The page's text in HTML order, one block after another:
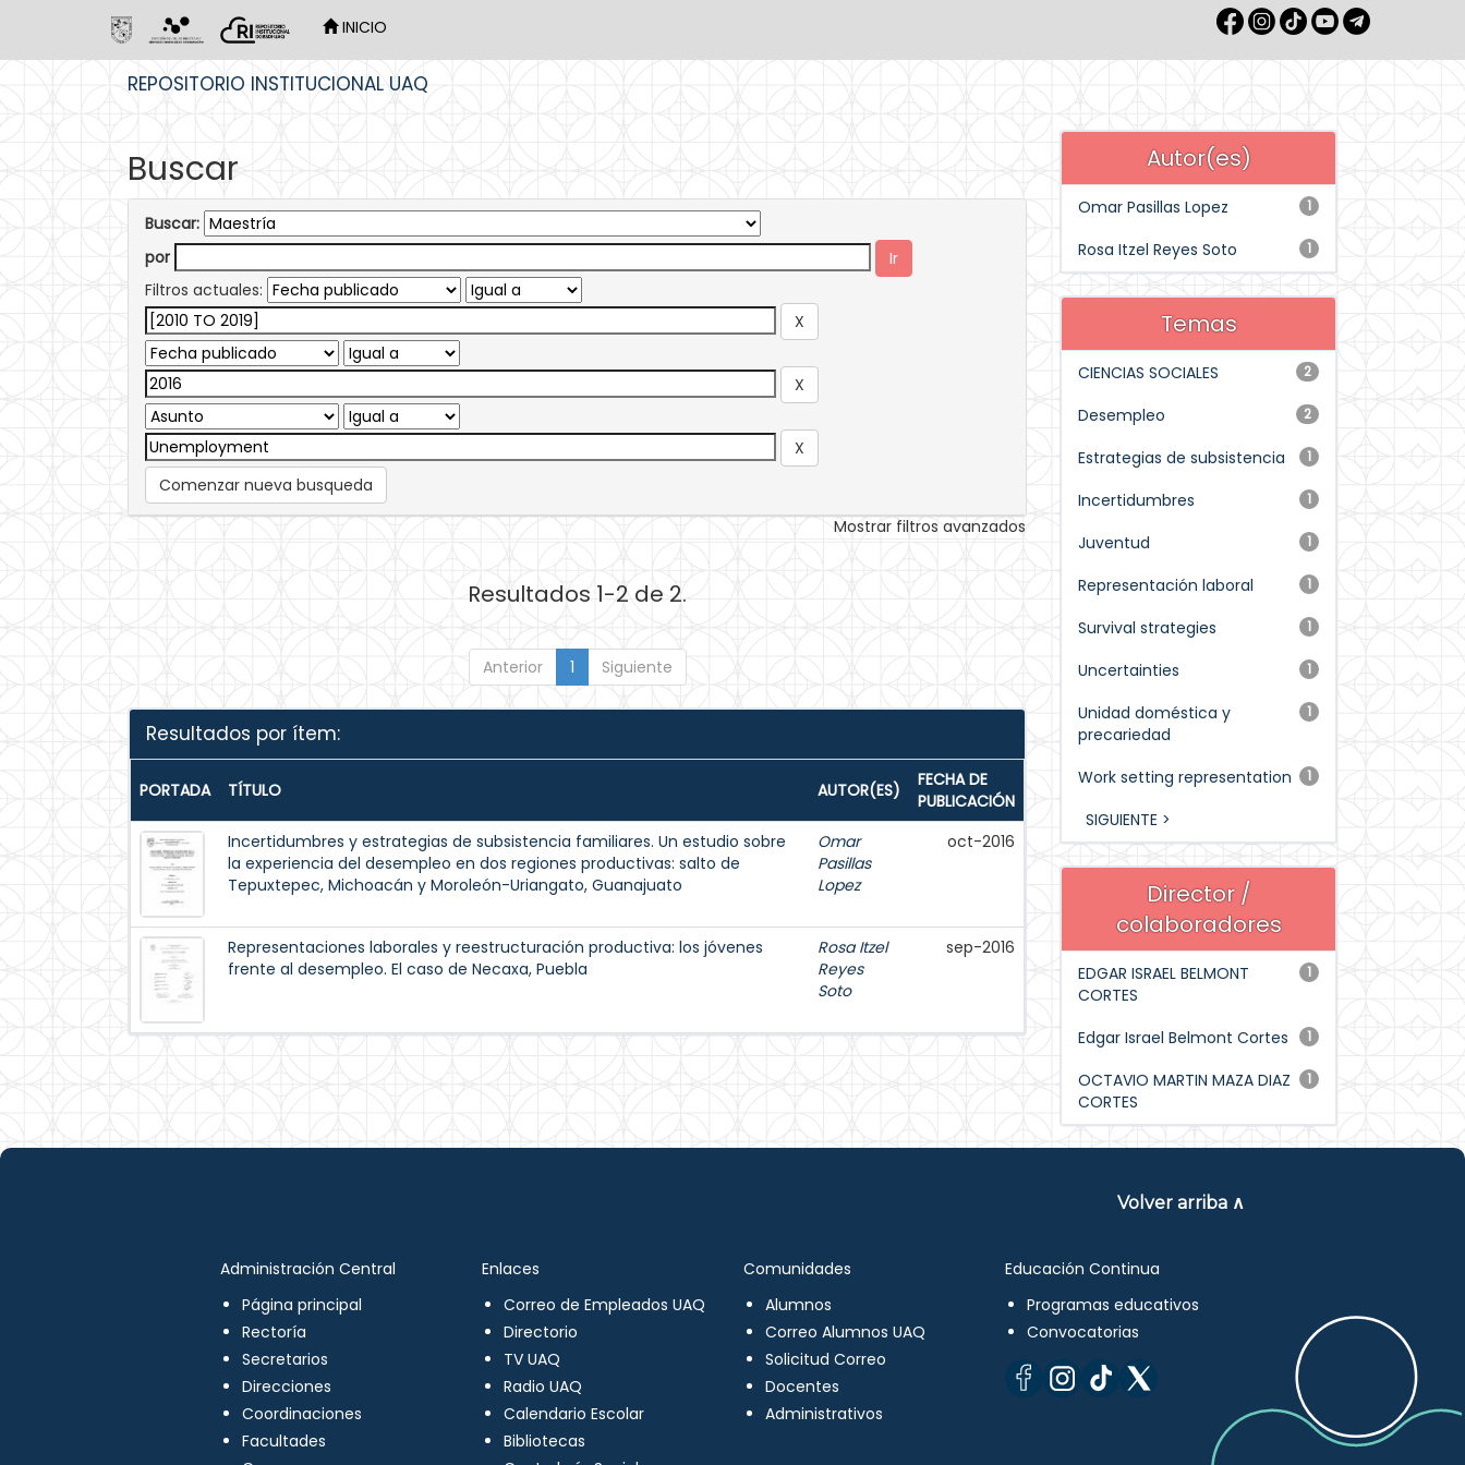
INICIO
REPOSITORIO INSTITUCIONAL UAQ
Buscar
Buscar:
por
Filtros actuales:
Comenzar nueva busqueda
Mostrar filtros avanzados
Resultados 1-2 de 2.
Anterior 1 Siguiente
Resultados por ítem:
PORTADA TÍTULO AUTOR(ES)
FECHA DE
PUBLICACIÓN
Incertidumbres y estrategias de subsistencia familiares. Un estudio sobre
la experiencia del desempleo en dos regiones productivas: salto de
Tepuxtepec, Michoacán y Moroleón-Uriangato, Guanajuato
Omar
Pasillas
Lopez
oct-2016
Representaciones laborales y reestructuración productiva: los jóvenes
frente al desempleo. El caso de Necaxa, Puebla
Rosa Itzel
Reyes
Soto
sep-2016
Autor(es)
1
Omar Pasillas Lopez
1
Rosa Itzel Reyes Soto
Temas
2
CIENCIAS SOCIALES
2
Desempleo
1
Estrategias de subsistencia
1
Incertidumbres
1
Juventud
1
Representación laboral
1
Survival strategies
1
Uncertainties
1
Unidad doméstica y
precariedad
1
Work setting representation
SIGUIENTE >
Director /
colaboradores
1
EDGAR ISRAEL BELMONT
CORTES
1
Edgar Israel Belmont Cortes
1
OCTAVIO MARTIN MAZA DIAZ
CORTES
Volver arriba ∧
Administración Central
Página principal
Rectoría
Secretarios
Direcciones
Coordinaciones
Facultades
Enlaces
Correo de Empleados UAQ
Directorio
TV UAQ
Radio UAQ
Calendario Escolar
Bibliotecas
Comunidades
Alumnos
Correo Alumnos UAQ
Solicitud Correo
Docentes
Administrativos
Educación Continua
Programas educativos
Convocatorias